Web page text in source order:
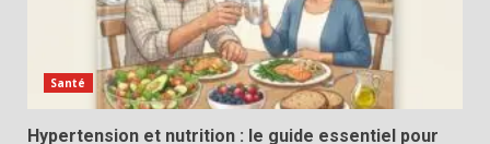
Santé
Hypertension et nutrition : le guide essentiel pour